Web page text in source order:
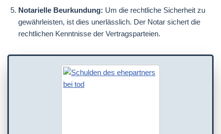
Notarielle Beurkundung: Um die rechtliche Sicherheit zu
gewährleisten, ist dies unerlässlich. Der Notar sichert die
rechtlichen Kenntnisse der Vertragsparteien.